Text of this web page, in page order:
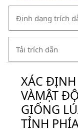
Định dạng trích
Tải trích dẫn
XÁC
VÀMẬT
GIỐNG
TỈNH